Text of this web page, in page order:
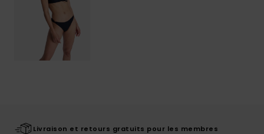
Livraison et retours gratuits pour les membres